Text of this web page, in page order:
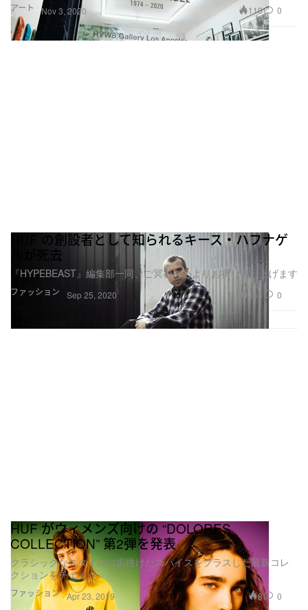
アート Nov 3, 2020 110 0
ファッション
HUF の創設者として知られるキース・ハフナゲ
ルが死去
『HYPEBEAST』編集部一同、ご冥福を心よりお祈り申し上げます
Sep 25, 2020 366 0
ファッション
HUF がウィメンズ向けの “DOLORES
COLLECTION” 第2弾を発表
クラシックなスタイルに垢抜けたスパイスをプラスした最新コレ
クションをチェック
Apr 23, 2019 8 0